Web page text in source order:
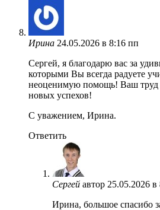
Ирина 24.05.2026 в 8:16 пп
Сергей, я благодарю вас за
которыми Вы всегда радуете
неоценимую помощь! Ваш
новых успехов!
С уважением, Ирина.
Ответить
Сергей автор 25.05.2026 в
Ирина, большое спасибо